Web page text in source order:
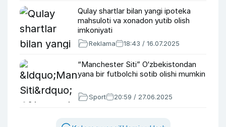
Qulay shartlar bilan yangi ipoteka
mahsuloti va xonadon yutib olish
imkoniyati
Reklama 18:43 / 16.07.2025
“Manchester Siti” O‘zbekistondan
yana bir futbolchi sotib olishi mumkin
Sport 20:59 / 27.06.2025